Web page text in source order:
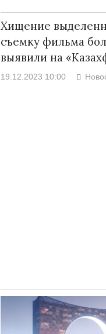
Хищение
съемку фильма
выявили на
19.12.2023 10:00